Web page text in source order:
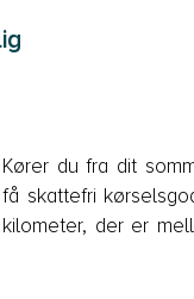
Kører du fra dit
få skattefri
kilometer, der er